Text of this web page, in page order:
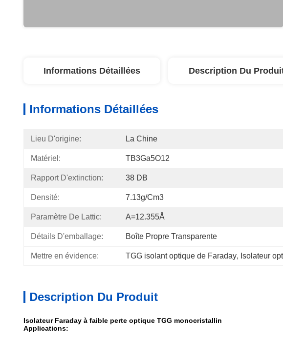
Informations Détaillées Description Du
Informations Détaillées
Lieu D'origine: La Chine
Matériel: TB3Ga5O12
Rapport D'extinction: 38 DB
Densité: 7.13g/cm3
Paramètre De Lattic: A=12.355Å
Détails D'emballage: Boîte Propre Transparente
Mettre en évidence: TGG isolant optique de Faraday, Isolateur
Description Du Produit
Isolateur Faraday à faible perte optique TGG monocristallin
Applications: